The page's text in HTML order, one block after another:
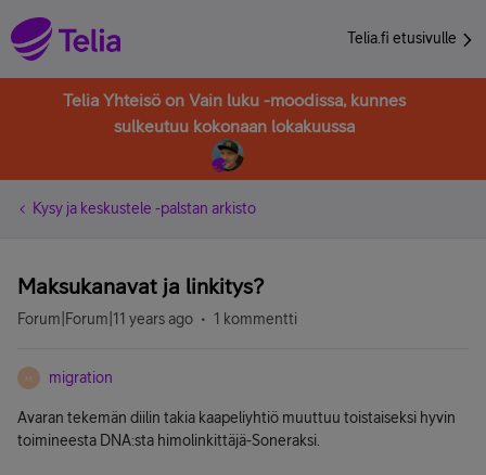
Telia.fi etusivulle
Telia Yhteisö on Vain luku -moodissa, kunnes
sulkeutuu kokonaan lokakuussa
Kysy ja keskustele -palstan arkisto
Maksukanavat ja linkitys?
Forum|Forum|11 years ago 1 kommentti
M migration
Avaran tekemän diilin takia kaapeliyhtiö muuttuu toistaiseksi hyvin
toimineesta DNA:sta himolinkittäjä-Soneraksi.